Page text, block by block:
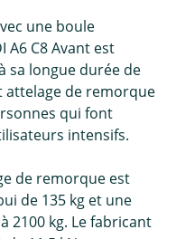
une boule
A6 C8 Avant est
sa longue durée de
attelage de remorque
qui font
intensifs.
de remorque est
de 135 kg et une
2100 kg. Le fabricant